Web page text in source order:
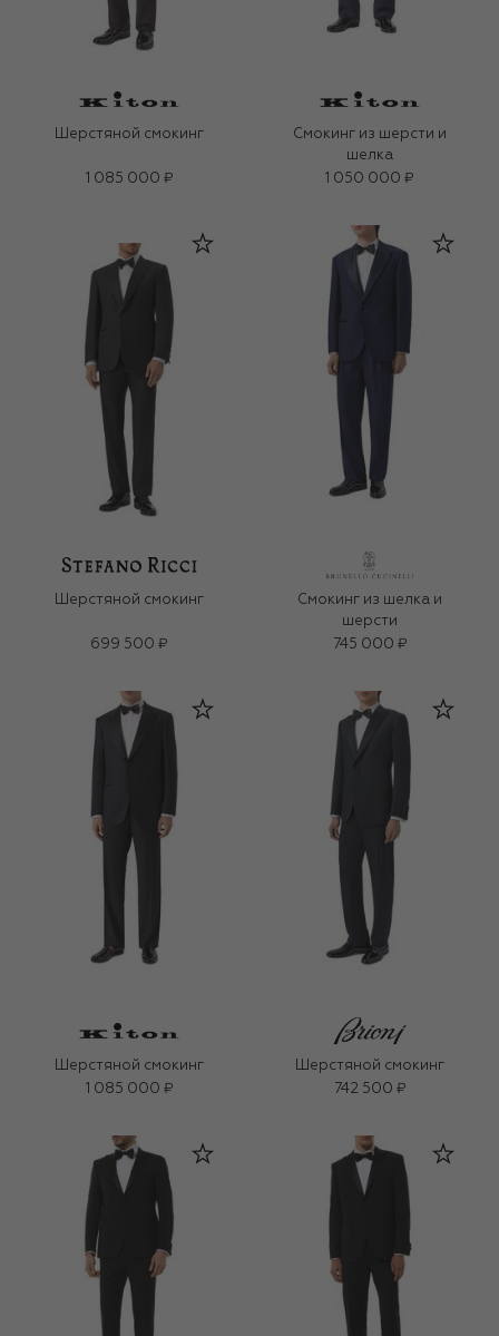
Шерстяной смокинг
1 085 000 ₽
Смокинг из шерсти и
шелка
1 050 000 ₽
Шерстяной смокинг
699 500 ₽
Смокинг из шелка и
шерсти
745 000 ₽
Шерстяной смокинг
1 085 000 ₽
Шерстяной смокинг
742 500 ₽